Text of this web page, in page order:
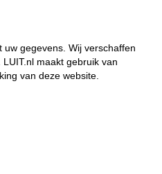
uw gegevens. Wij verschaffen
maakt gebruik van
van deze website.